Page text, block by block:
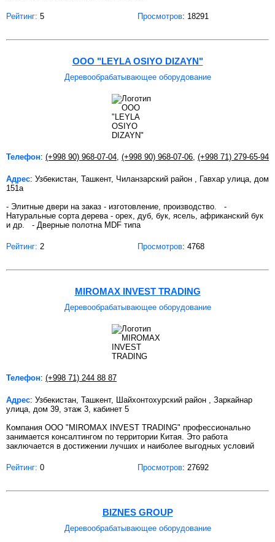
Рейтинг: 5 Просмотров: 18291
OOO "LEYLA OSIYO DIZAYN"
Деревообрабатывающее оборудование
Телефон: (+998 90) 968-07-04 (+998 90) 968-07-06 (+998 71) 279-65-94
Адрес: Узбекистан, Ташкент, Чиланзарский район , Гавхар улица, дом
151а
- Элитные двери на заказ - изготовление, производство. -
Натуральные сорта дерева - орех, дуб, бук, ясель, африканский бук
и др. - Дверные полотна MDF типа
Рейтинг: 2 Просмотров: 4768
MIROMAX INVEST TRADING
Деревообрабатывающее оборудование
Телефон: (+998 71) 244 88 87
Адрес: Узбекистан, Ташкент, Шайхонтохурский район , Заркайнар
улица, дом 39, этаж 3, кабинет 5
Компания ООО "MIROMAX INVEST TRADING" профессионально
занимается консалтингом по территории Китая. Это работа
заключается в достижении лучших и наиболее выгодных условий
Рейтинг: 0 Просмотров: 27692
BIZNES GROUP
Деревообрабатывающее оборудование